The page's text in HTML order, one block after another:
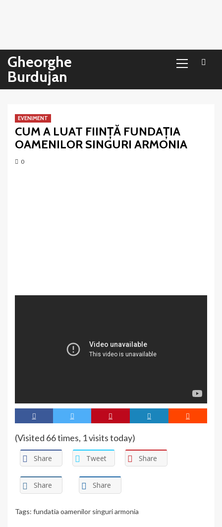
Gheorghe
Burdujan
Menu
EVENIMENT
CUM A LUAT FIINȚĂ FUNDAȚIA
OAMENILOR SINGURI ARMONIA
0
(Visited 66 times, 1 visits today)
Share Tweet Share
Share Share
Tags: fundatia oamenilor singuri armonia